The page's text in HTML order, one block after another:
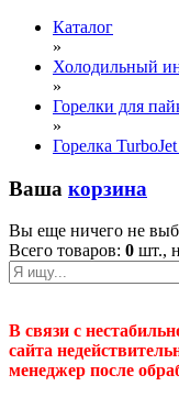
Каталог
»
Холодильный
»
Горелки для
»
Горелка
Ваша корзина
Вы еще ничего не
Всего товаров: 0 шт.,
В связи с
сайта
менеджер после